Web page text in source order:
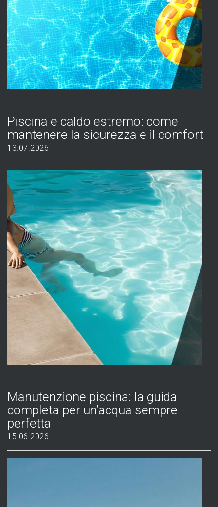
Piscina e caldo estremo: come
mantenere la sicurezza e il comfort
13.07.2026
Manutenzione piscina: la guida
completa per un’acqua sempre
perfetta
15.06.2026